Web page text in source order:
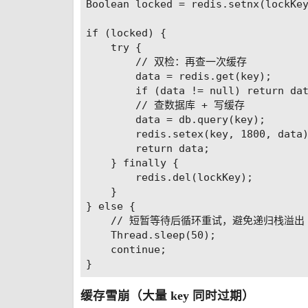
Boolean locked =
if (locked) {
    try {
        // 双检：再查一次缓存
        data = redis.get(key);
if (data != null) return
        // 查数据库 + 写缓存
        data = db.query(key);
redis.setex(key, 1800,
        return data;
    } finally {
        redis.del(lockKey);
    }
} else {
    // 短暂等待后循环重试，避免递归栈溢出
    Thread.sleep(50);
    continue;
缓存雪崩（大量 key 同时过期）